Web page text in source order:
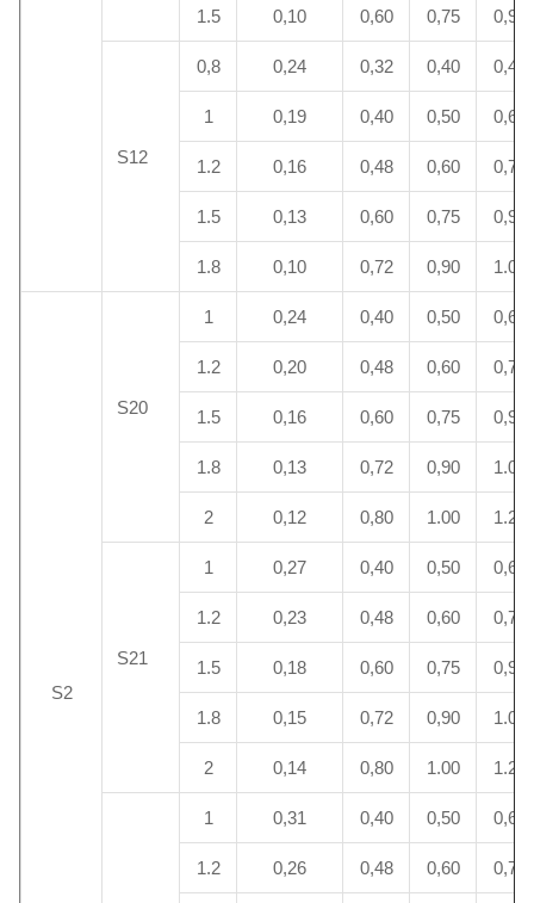
1.5 0,10 0,60 0,75 0,90
S12
0,8 0,24 0,32 0,40 0,48
1 0,19 0,40 0,50 0,60
1.2 0,16 0,48 0,60 0,72
1.5 0,13 0,60 0,75 0,90
1.8 0,10 0,72 0,90 1.08
S2
S20
1 0,24 0,40 0,50 0,60
1.2 0,20 0,48 0,60 0,72
1.5 0,16 0,60 0,75 0,90
1.8 0,13 0,72 0,90 1.08
2 0,12 0,80 1.00 1.20
S21
1 0,27 0,40 0,50 0,60
1.2 0,23 0,48 0,60 0,72
1.5 0,18 0,60 0,75 0,90
1.8 0,15 0,72 0,90 1.08
2 0,14 0,80 1.00 1.20
1 0,31 0,40 0,50 0,60
1.2 0,26 0,48 0,60 0,72